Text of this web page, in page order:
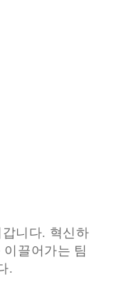
니다. 혁신하
이끌어가는 팀
.